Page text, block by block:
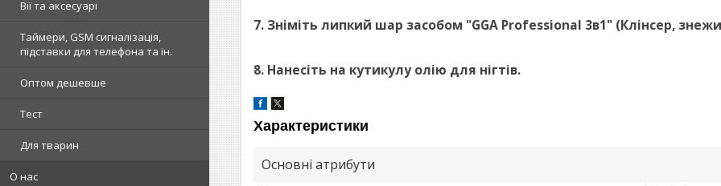
Вії та аксесуарі
Таймери, GSM сигналізація,
підставки для телефона та ін.
Оптом дешевше
Тест
Для тварин
О нас
7. Зніміть липкий шар засобом "GGA Professional 3в1" (Клінсер,
8. Нанесіть на кутикулу олію для нігтів.
Характеристики
Основні атрибути